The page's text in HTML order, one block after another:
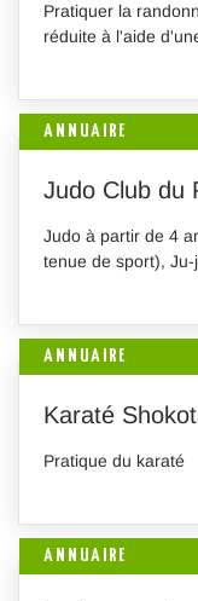
Pratiquer la
réduite à l'aide
ANNUAIRE
Judo Club du
Judo à partir de 4
tenue de sport), Ju-
ANNUAIRE
Karaté
Pratique du karaté
ANNUAIRE